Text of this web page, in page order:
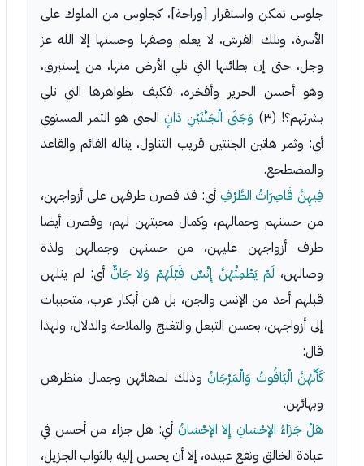
جلوس تمكن واستقرار [وراحة]، كجلوس من الملوك على
الأسرة، وتلك الفرش، لا يعلم وصفها وحسنها إلا الله عز
وجل، حتى إن بطائنها التي تلي الأرض منها، من إستبرق،
وهو أحسن الحرير وأفخره، فكيف بظواهرها التي تلي
بشرتهم؟! (٣)
وَجَنَى الْجَنَّتَيْنِ دَانٍ الجنى هو الثمر المستوي
أي: وثمر هاتين الجنتين قريب التناول، يناله القائم والقاعد
والمضطجع.
فِيهِنَّ قَاصِرَاتُ الطَّرْفِ أي: قد قصرن طرفهن على أزواجهن،
من حسنهم وجمالهم، وكمال محبتهن لهم، وقصرن أيضا
طرف أزواجهن عليهن، من حسنهن وجمالهن ولذة
وصالهن، لَمْ يَطْمِثْهُنَّ إِنْسٌ قَبْلَهُمْ وَلا جَانٌّأي: لم ينلهن
قبلهم أحد من الإنس والجن، بل هن أبكار عرب، متحببات
إلى أزواجهن، بحسن التبعل والتغنج والملاحة والدلال، ولهذا
قال:
كَأَنَّهُنَّ الْيَاقُوتُ وَالْمَرْجَانُ وذلك لصفائهن وجمال منظرهن
وبهائهن.
هَلْ جَزَاءُ الإحْسَانِ إِلا الإحْسَانُ أي: هل جزاء من أحسن في
عبادة الخالق ونفع عبيده، إلا أن يحسن إليه بالثواب الجزيل،